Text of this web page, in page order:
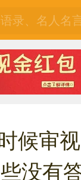
候审
没有